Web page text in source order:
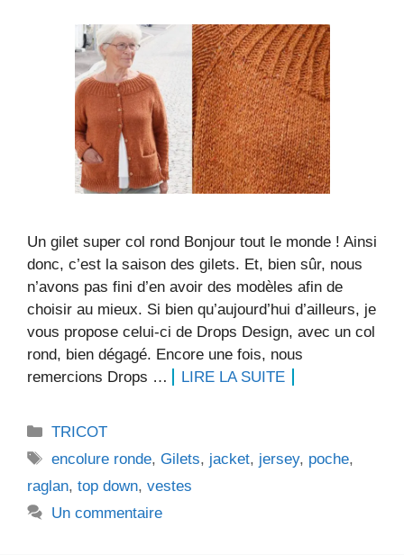
Un gilet super col rond Bonjour tout le monde ! Ainsi
donc, c’est la saison des gilets. Et, bien sûr, nous
n’avons pas fini d’en avoir des modèles afin de
choisir au mieux. Si bien qu’aujourd’hui d’ailleurs, je
vous propose celui-ci de Drops Design, avec un col
rond, bien dégagé. Encore une fois, nous
remercions Drops …
LIRE LA SUITE
Catégories
TRICOT
Étiquettes
encolure ronde,Gilets, jacket, jersey, poche,
raglan, top down, vestes
Un commentaire